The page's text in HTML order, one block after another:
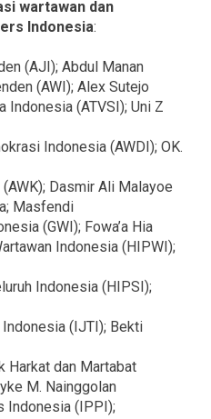
wartawan dan
Indonesia:
(AJI); Abdul Manan
(AWI); Alex Sutejo
(ATVSI); Uni Z
Indonesia (AWDI); OK.
Dasmir Ali Malayoe
Masfendi
(GWI); Fowa’a Hia
Indonesia (HIPWI);
Indonesia (HIPSI);
(IJTI); Bekti
Harkat dan Martabat
M. Nainggolan
Indonesia (IPPI);